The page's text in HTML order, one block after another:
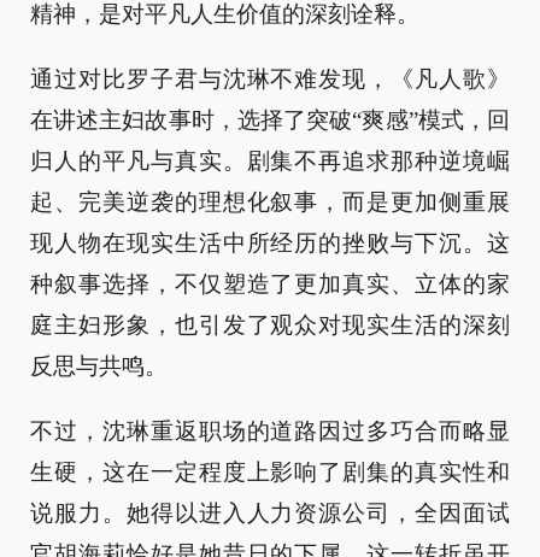
精神，是对平凡人生价值的深刻诠释。
通过对比罗子君与沈琳不难发现，《凡人歌》
在讲述主妇故事时，选择了突破“爽感”模式，回
归人的平凡与真实。剧集不再追求那种逆境崛
起、完美逆袭的理想化叙事，而是更加侧重展
现人物在现实生活中所经历的挫败与下沉。这
种叙事选择，不仅塑造了更加真实、立体的家
庭主妇形象，也引发了观众对现实生活的深刻
反思与共鸣。
不过，沈琳重返职场的道路因过多巧合而略显
生硬，这在一定程度上影响了剧集的真实性和
说服力。她得以进入人力资源公司，全因面试